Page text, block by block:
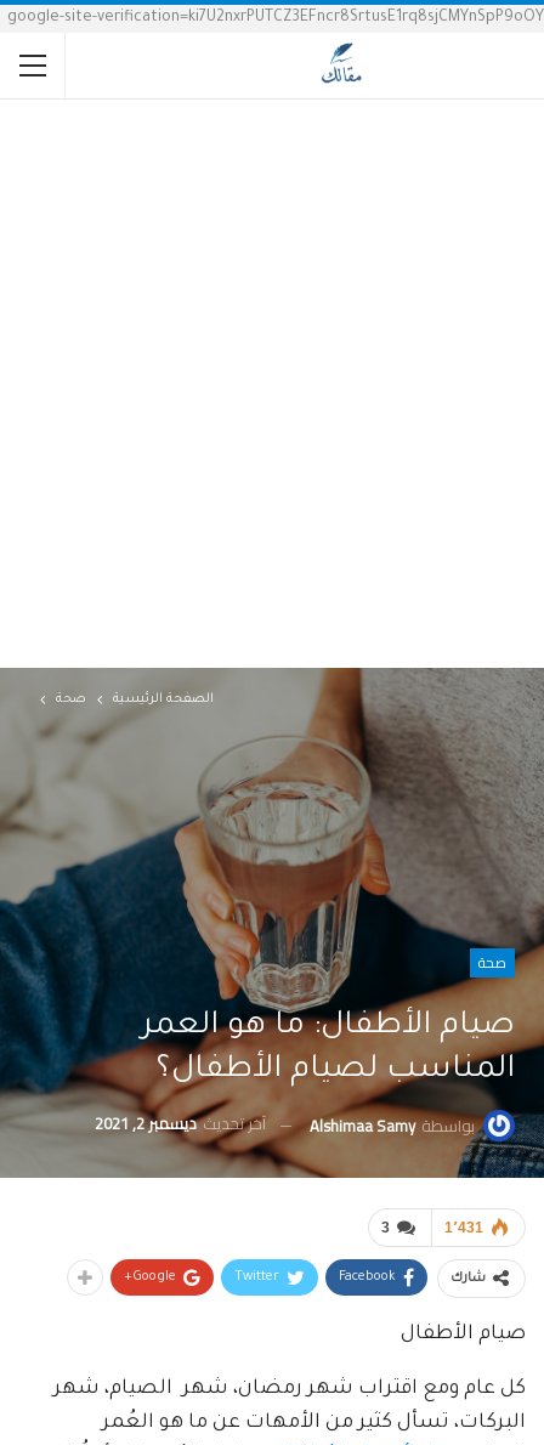
google-site-verification=ki7U2nxrPUTCZ3EFncr8SrtusE1rq8sjCMYnSpP9oOY
الصفحة الرئيسية صحة
صحة
صيام الأطفال: ما هو العمر
المناسب لصيام الأطفال؟
بواسطةAlshimaa Samy آخر تحديثديسمبر 2, 2021
3 1٬431
شارك Facebook
Twitter
Google+
صيام الأطفال
كل عام ومع اقتراب شهر رمضان، شهر الصيام، شهر
البركات، تسأل كثير من الأمهات عن ما هو العُمر